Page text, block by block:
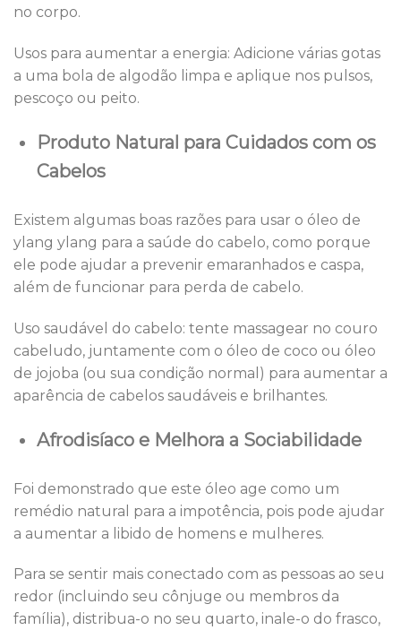
no corpo.
Usos para aumentar a energia: Adicione várias gotas
a uma bola de algodão limpa e aplique nos pulsos,
pescoço ou peito.
Produto Natural para Cuidados com os
Cabelos
Existem algumas boas razões para usar o óleo de
ylang ylang para a saúde do cabelo, como porque
ele pode ajudar a prevenir emaranhados e caspa,
além de funcionar para perda de cabelo.
Uso saudável do cabelo: tente massagear no couro
cabeludo, juntamente com o óleo de coco ou óleo
de jojoba (ou sua condição normal) para aumentar a
aparência de cabelos saudáveis e brilhantes.
Afrodisíaco e Melhora a Sociabilidade
Foi demonstrado que este óleo age como um
remédio natural para a impotência, pois pode ajudar
a aumentar a libido de homens e mulheres.
Para se sentir mais conectado com as pessoas ao seu
redor (incluindo seu cônjuge ou membros da
família), distribua-o no seu quarto, inale-o do frasco,